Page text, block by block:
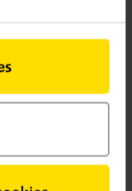
visar på osäker
var det saknas